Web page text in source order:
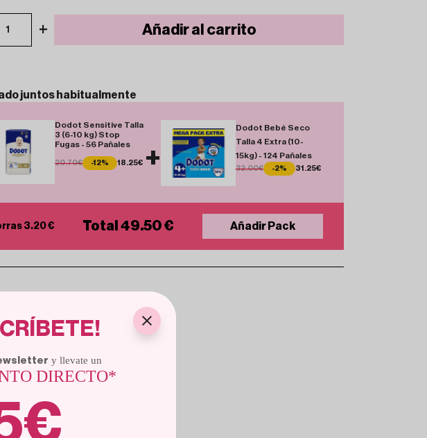
1 + Añadir al carrito
juntos habitualmente
Dodot Sensitive Talla
3 (6-10 kg) Stop
Fugas - 56 Pañales
20.70€ -12% 18.25€ +
Dodot Bebé Seco
Talla 4 Extra (10-
15kg) - 124 Pañales
32.00€ -2% 31.25€
3.20 € Total 49.50 € Añadir Pack
y llevate un
DIRECTO*